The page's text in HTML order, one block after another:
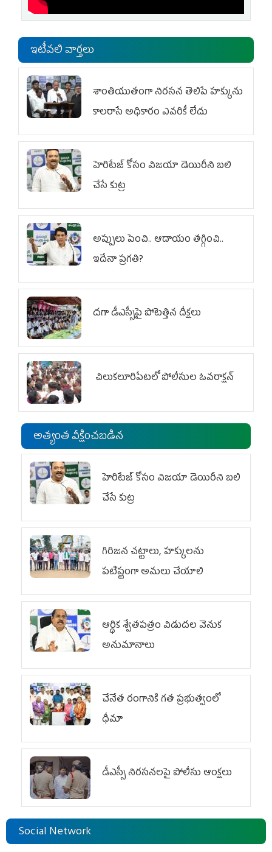
ఇటీవలి వార్తలు
శాంతియుతంగా నిరసన తెలిపే హక్కును
కాలరాసే అధికారం ఎవరికీ లేదు
హెరిటేజ్ కోసం విజయా డెయిరీని బలి
చేసే కుట్ర‌
అప్పులు పెంచి.. ఆదాయం తగ్గించి..
ఇదేనా ప్రగతి?
దగా డీఎస్సీపై పోటెత్తిన దీక్షలు
చిలుక‌లూరిపేట‌లో పోలీసుల ఓవ‌రాక్ష‌న్‌
అత్యంత వీక్షించబడిన
హెరిటేజ్ కోసం విజయా డెయిరీని బలి
చేసే కుట్ర‌
గిరిజన చట్టాలు, హక్కులను
పటిష్టంగా అమలు చేయాలి
ఆర్థిక శ్వేతపత్రం విడుదల వెనుక
అనుమానాలు
చేనేత రంగానికి గత ప్రభుత్వంలో
ధీమా
డీఎస్సీ నిరసనలపై పోలీసు ఆంక్షలు
Social Network